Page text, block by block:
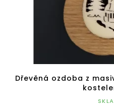
Dřevěná ozdoba z